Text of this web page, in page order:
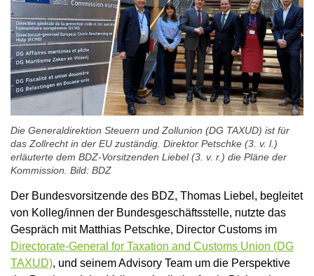
Die Generaldirektion Steuern und Zollunion (DG TAXUD) ist für
das Zollrecht in der EU zuständig. Direktor Petschke (3. v. l.)
erläuterte dem BDZ-Vorsitzenden Liebel (3. v. r.) die Pläne der
Kommission. Bild: BDZ
Der Bundesvorsitzende des BDZ, Thomas Liebel, begleitet
von Kolleg/innen der Bundesgeschäftsstelle, nutzte das
Gespräch mit Matthias Petschke, Director Customs im
Directorate-General for Taxation and Customs Union (DG
TAXUD), und seinem Advisory Team um die Perspektive